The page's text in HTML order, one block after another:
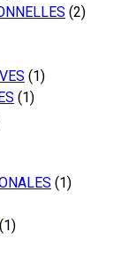
(2)
(1)
(1)
(1)
(1)